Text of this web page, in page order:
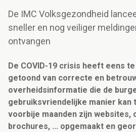
De IMC Volksgezondheid
sneller en nog veiliger
ontvangen
De COVID-19 crisis heeft eens
getoond van correcte en
overheidsinformatie die de
gebruiksvriendelijke manier kan
voorbije maanden zijn websites,
brochures, ... opgemaakt en